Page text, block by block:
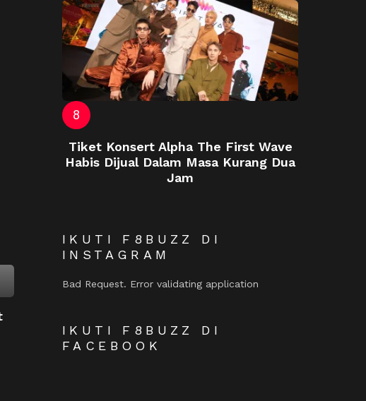
Tiket Konsert Alpha The First Wave
Habis Dijual Dalam Masa Kurang Dua
Jam
IKUTI F8BUZZ DI
INSTAGRAM
Bad Request. Error validating application
IKUTI F8BUZZ DI
FACEBOOK